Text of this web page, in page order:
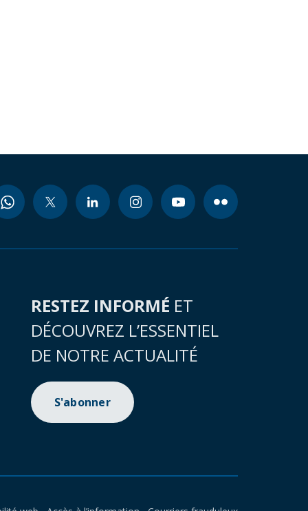
RESTEZ INFORMÉ ET
DÉCOUVREZ L’ESSENTIEL
DE NOTRE ACTUALITÉ
S'abonner